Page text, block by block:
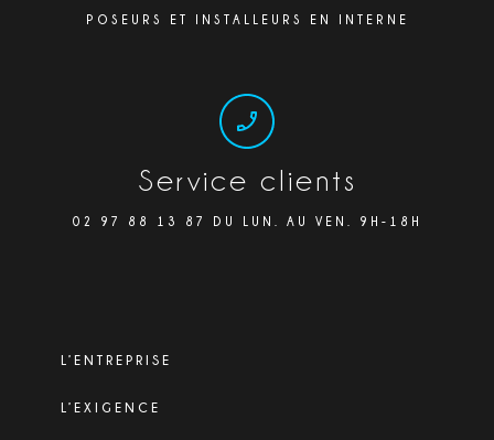
POSEURS ET INSTALLEURS EN INTERNE
Service clients
02 97 88 13 87 DU LUN. AU VEN. 9H-18H
L’ENTREPRISE
L’EXIGENCE